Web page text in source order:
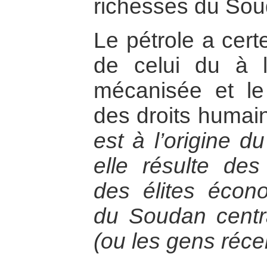
richesses du
Le pétrole a
de celui du à
mécanisée et
des droits
est à l’origine
elle résulte des
des élites
du Soudan
(ou les gens